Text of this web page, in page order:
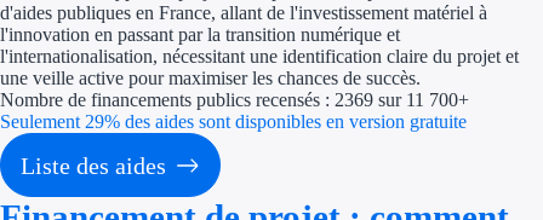
Transition
d'aides publiques en France, allant de l'investissement matériel à
l'innovation en passant par la transition numérique et
l'internationalisation, nécessitant une identification claire du projet et
une veille active pour maximiser les chances de succès.
Nombre de financements publics recensés : 2369 sur 11 700+
Seulement 29% des aides sont disponibles en version gratuite
Liste des aides